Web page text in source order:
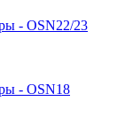
- OSN22/23
- OSN18